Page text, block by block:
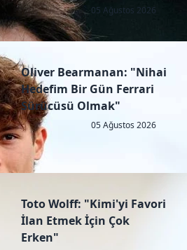
05 Ağustos 2026
Oliver Bearmanan: "Nihai
Hedefim Bir Gün Ferrari
Sürücüsü Olmak"
05 Ağustos 2026
Toto Wolff: "Kimi'yi Favori
İlan Etmek İçin Çok
Erken"